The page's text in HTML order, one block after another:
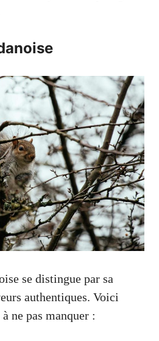
se distingue par sa
authentiques. Voici
ne pas manquer :